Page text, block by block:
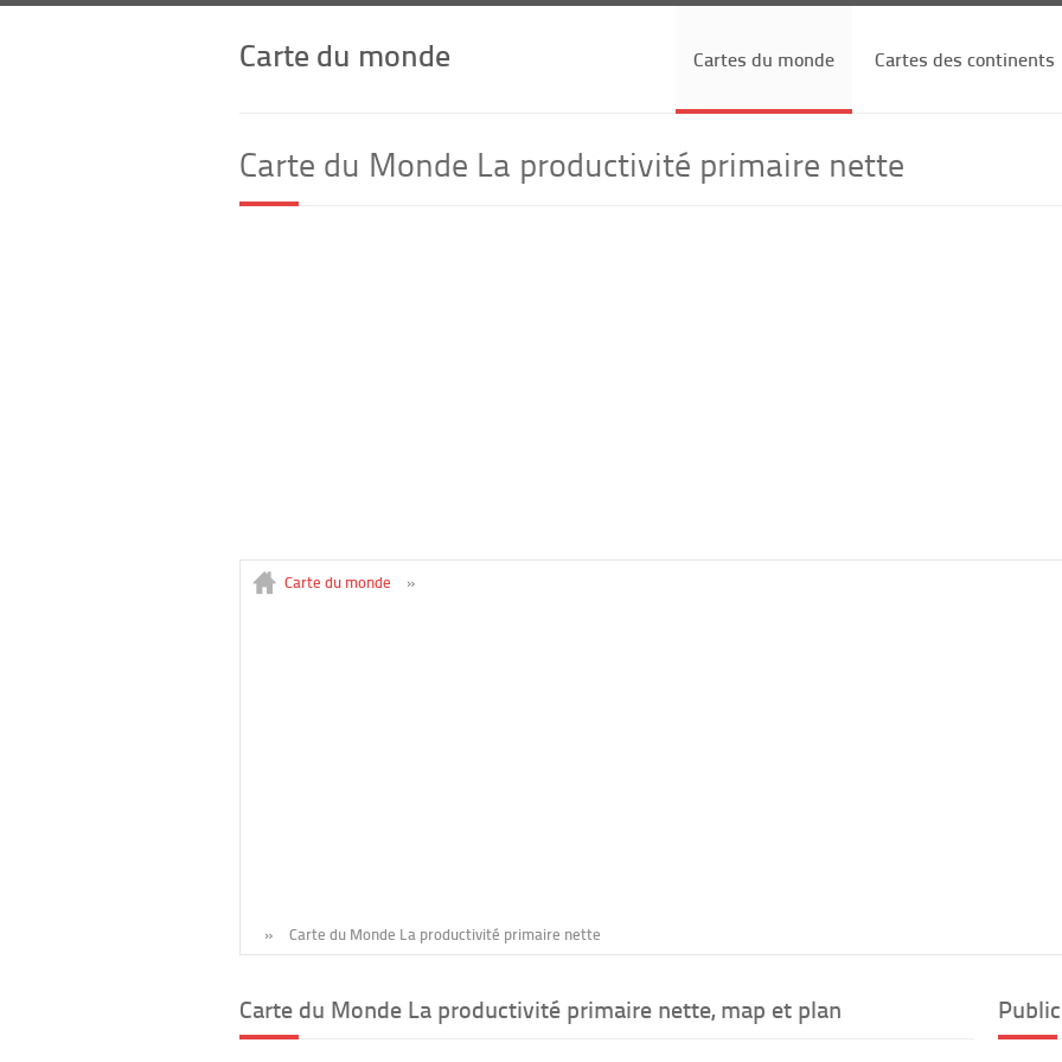
Carte du monde Cartes du monde Cartes des continents
Carte du Monde La productivité primaire nette
Carte du monde »
» Carte du Monde La productivité primaire nette
Carte du Monde La productivité primaire nette, map et plan